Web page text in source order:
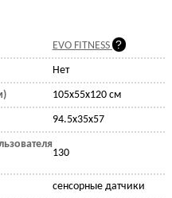
EVO FITNESS
Нет
105х55х120 см
94.5x35x57
130
сенсорные датчики